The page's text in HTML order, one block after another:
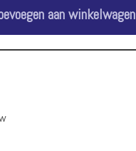
aan winkelwagen